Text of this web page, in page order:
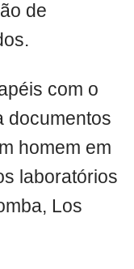
de
com o
documentos
homem em
laboratórios
Los